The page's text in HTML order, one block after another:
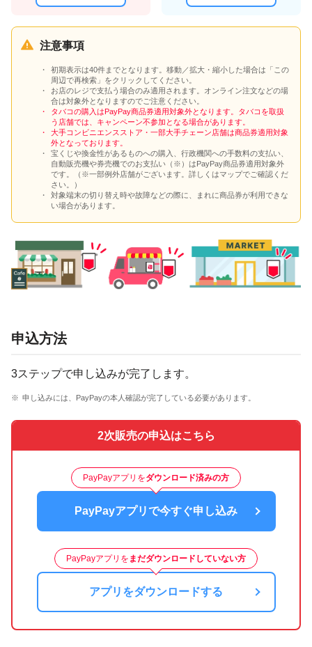
注意事項
初期表示は40件までとなります。移動／拡大・縮小した場合は「この
周辺で再検索」をクリックしてください。
お店のレジで支払う場合のみ適用されます。オンライン注文などの場
合は対象外となりますのでご注意ください。
タバコの購入はPayPay商品券適用対象外となります。タバコを取扱
う店舗では、キャンペーン不参加となる場合があります。
大手コンビニエンスストア・一部大手チェーン店舗は商品券適用対象
外となっております。
宝くじや換金性があるものへの購入、行政機関への手数料の支払い、
自動販売機や券売機でのお支払い（※）はPayPay商品券適用対象外
です。（※一部例外店舗がございます。詳しくはマップでご確認くだ
さい。）
対象端末の切り替え時や故障などの際に、まれに商品券が利用できな
い場合があります。
申込方法
3ステップで申し込みが完了します。
申し込みには、PayPayの本人確認が完了している必要があります。
2次販売の申込はこちら
PayPayアプリをダウンロード済みの方
PayPayアプリで今すぐ申し込み
PayPayアプリを まだダウンロードしていない方
アプリをダウンロードする